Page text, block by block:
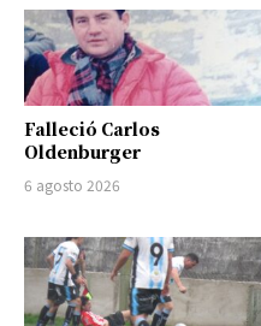
Falleció Carlos
Oldenburger
6 agosto 2026